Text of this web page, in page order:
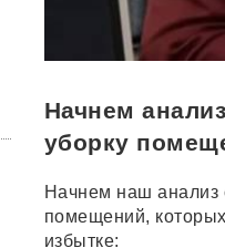
Начнем
уборку
Начнем наш анализ
помещений,
избытке: